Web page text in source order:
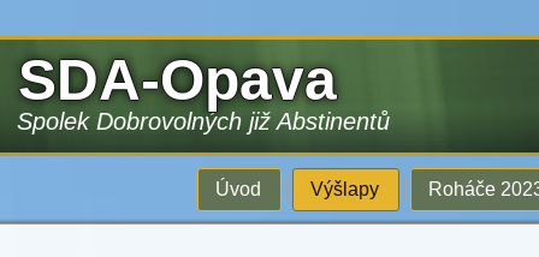
SDA-Opava
Spolek Dobrovolných již Abstinentů
Úvod Výšlapy Roháče